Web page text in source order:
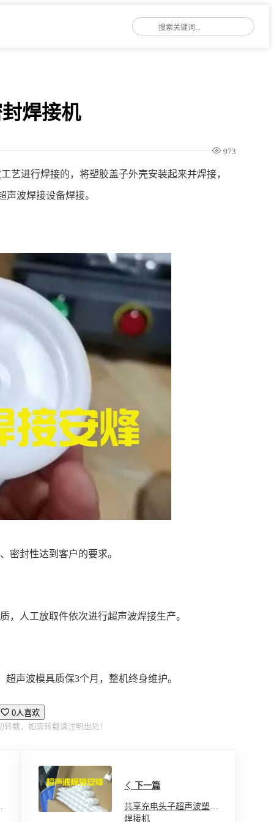
焊接机
973
艺进行焊接的，将塑胶盖子外壳安装起来并焊接，
声波焊接设备焊接。
密封性达到客户的要求。
，人工放取件依次进行超声波焊接生产。
超声波模具质保3个月，整机终身维护。
0人喜欢
载，如需转载请注明出处！
下一篇
共享充电头子超声波塑料
焊接机